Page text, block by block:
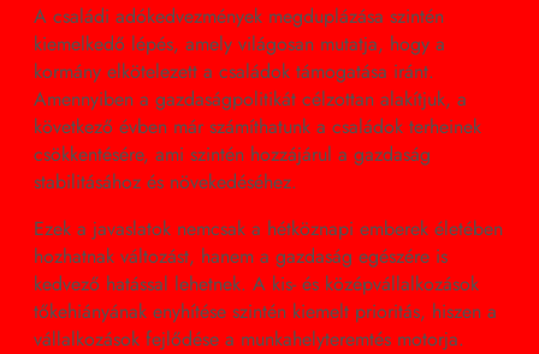
A családi adókedvezmények megduplázása szintén
kiemelkedő lépés, amely világosan mutatja, hogy a
kormány elkötelezett a családok támogatása iránt.
Amennyiben a gazdaságpolitikát célzottan alakítjuk, a
következő évben már számíthatunk a családok terheinek
csökkentésére, ami szintén hozzájárul a gazdaság
stabilitásához és növekedéséhez.
Ezek a javaslatok nemcsak a hétköznapi emberek életében
hozhatnak változást, hanem a gazdaság egészére is
kedvező hatással lehetnek. A kis- és középvállalkozások
tőkehiányának enyhítése szintén kiemelt prioritás, hiszen a
vállalkozások fejlődése a munkahelyteremtés motorja.